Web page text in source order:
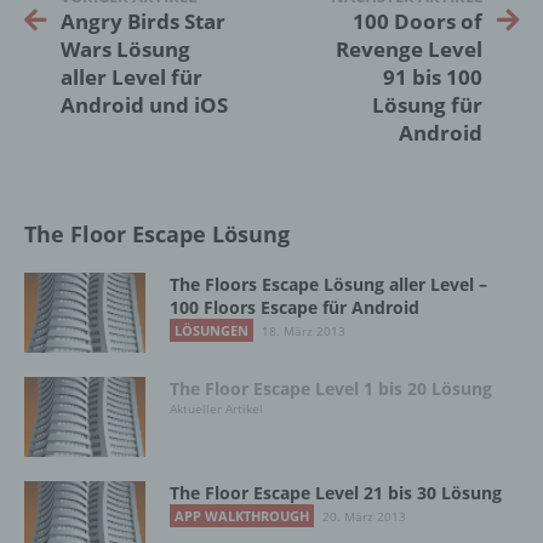
Angry Birds Star
Wars Lösung
aller Level für
Android und iOS
100 Doors of
Revenge Level
91 bis 100
Lösung für
Android
The Floor Escape Lösung
The Floors Escape Lösung aller Level –
100 Floors Escape für Android
LÖSUNGEN 18. März 2013
The Floor Escape Level 1 bis 20 Lösung
Aktueller Artikel
The Floor Escape Level 21 bis 30 Lösung
APP WALKTHROUGH 20. März 2013
natürlichen Person zu analysieren oder
vorherzusagen.
f) Pseudonymisierung
ohne Hinzuziehung zusätzlicher
Informationen nicht mehr einer spezifischen
betroffenen Person zugeordnet werden
können, sofern diese zusätzlichen
Informationen gesondert aufbewahrt werden
Maßnahmen unterliegen, die gewährleisten,
dass die personenbezogenen Daten nicht
einer identifizierten oder identifizierbaren
natürlichen Person zugewiesen werden.